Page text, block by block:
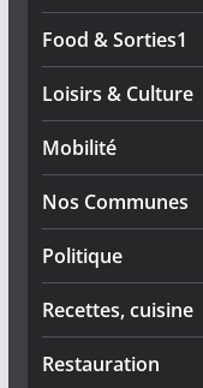
Food & Sorties1
Loisirs & Culture
Mobilité
Nos Communes
Politique
Recettes, cuisine
Restauration